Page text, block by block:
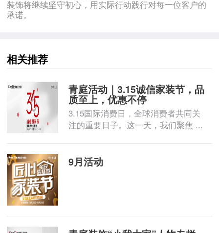
装饰将继续坚守初心，用实际行动践行对每一位客户的
承诺。
相关推荐
青庭活动｜3.15诚信家装节，品
质至上，优惠不停
3.15国际消费日，全球消费者共同关
注的重要日子。这一天，我们聚焦 ...
9月活动